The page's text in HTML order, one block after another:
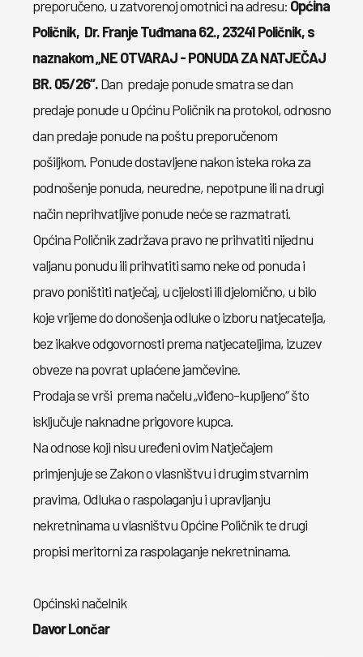
preporučeno, u zatvorenoj omotnici na adresu: Općina
Poličnik, Dr. Franje Tuđmana 62., 23241 Poličnik, s
naznakom „NE OTVARAJ - PONUDA ZA NATJEČAJ
BR. 05/26“.Dan predaje ponude smatra se dan
predaje ponude u Općinu Poličnik na protokol, odnosno
dan predaje ponude na poštu preporučenom
pošiljkom. Ponude dostavljene nakon isteka roka za
podnošenje ponuda, neuredne, nepotpune ili na drugi
način neprihvatljive ponude neće se razmatrati.
Općina Poličnik zadržava pravo ne prihvatiti nijednu
valjanu ponudu ili prihvatiti samo neke od ponuda i
pravo poništiti natječaj, u cijelosti ili djelomično, u bilo
koje vrijeme do donošenja odluke o izboru natjecatelja,
bez ikakve odgovornosti prema natjecateljima, izuzev
obveze na povrat uplaćene jamčevine.
Prodaja se vrši prema načelu „viđeno-kupljeno“ što
isključuje naknadne prigovore kupca.
Na odnose koji nisu uređeni ovim Natječajem
primjenjuje se Zakon o vlasništvu i drugim stvarnim
pravima, Odluka o raspolaganju i upravljanju
nekretninama u vlasništvu Općine Poličnik te drugi
propisi meritorni za raspolaganje nekretninama.
Općinski načelnik
Davor Lončar